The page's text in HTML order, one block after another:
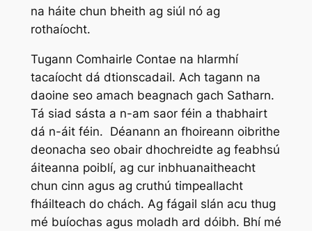
na háite chun bheith ag siúl nó ag
rothaíocht.
Tugann Comhairle Contae na hIarmhí
tacaíocht dá dtionscadail. Ach tagann na
daoine seo amach beagnach gach Satharn.
Tá siad sásta a n-am saor féin a thabhairt
dá n-áit féin. Déanann an fhoireann oibrithe
deonacha seo obair dhochreidte ag feabhsú
áiteanna poiblí, ag cur inbhuanaitheacht
chun cinn agus ag cruthú timpeallacht
fháilteach do chách. Ag fágail slán acu thug
mé buíochas agus moladh ard dóibh. Bhí mé